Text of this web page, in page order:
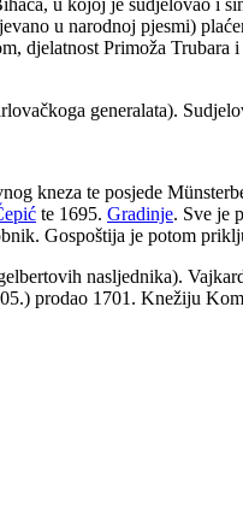
u narodnoj pjesmi)
djelatnost Primoža Trubara
generalata).
kneza te posjede
te 1695. Gradinje. Sve je
Gospoštija je potom
nasljednika).
prodao 1701. Knežiju